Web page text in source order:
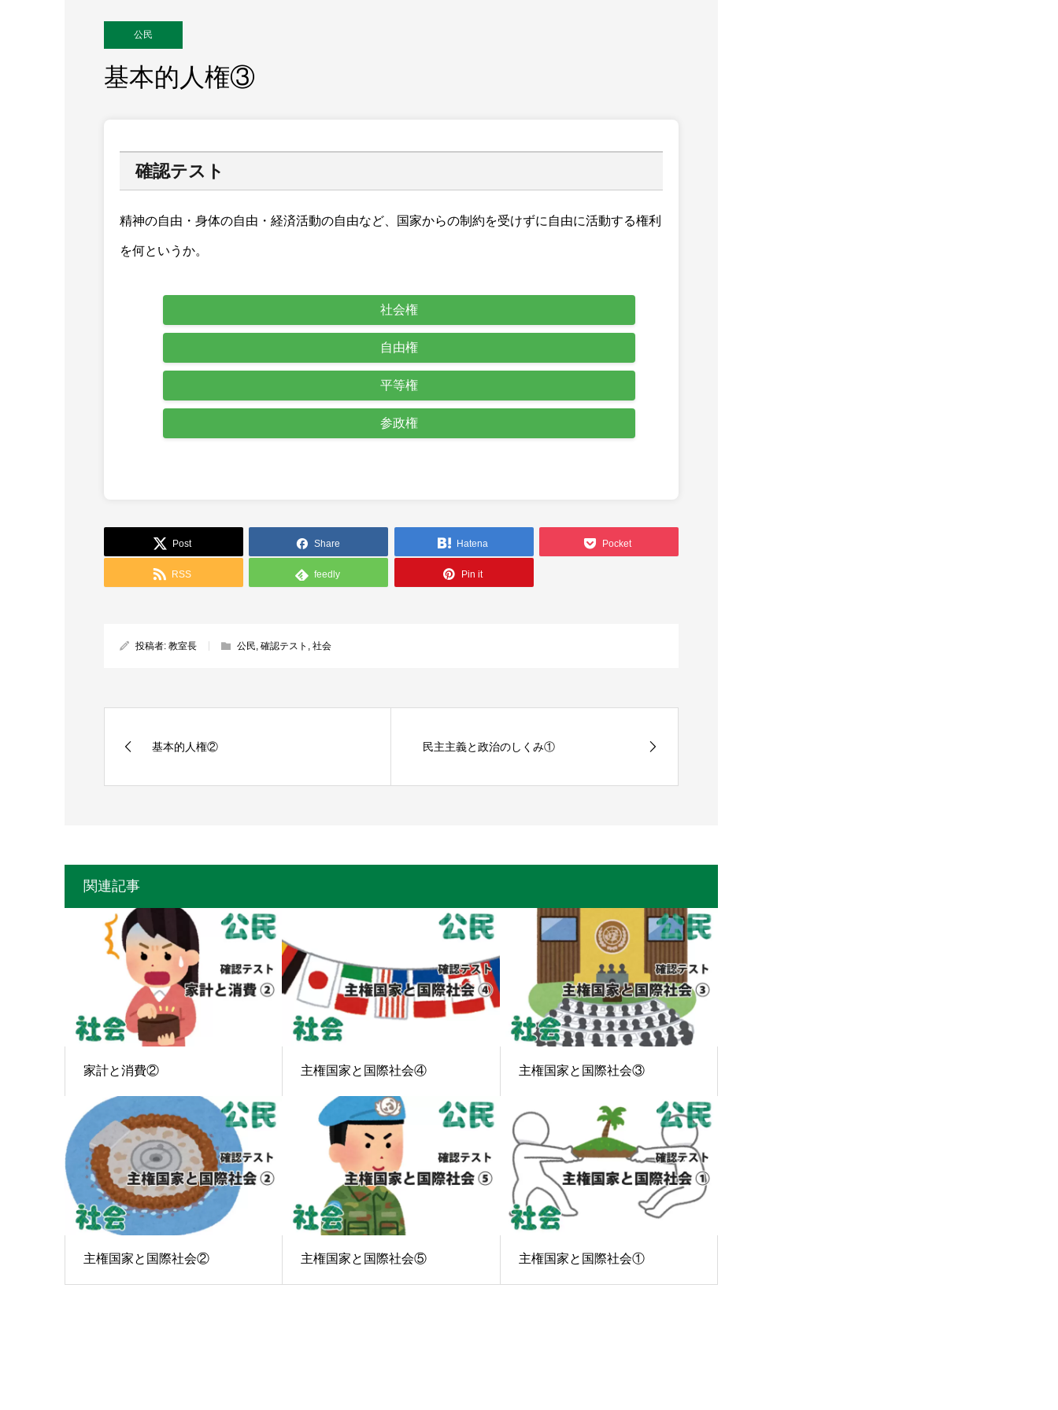
公民
基本的人権③
確認テスト
精神の自由・身体の自由・経済活動の自由など、国家からの制約を受けずに自由に活動する権利
を何というか。
社会権
自由権
平等権
参政権
Post Share Hatena Pocket
RSS feedly Pin it
投稿者: 教室長 公民 確認テスト 社会
基本的人権② 民主主義と政治のしくみ①
関連記事
家計と消費② 主権国家と国際社会④ 主権国家と国際社会③
主権国家と国際社会② 主権国家と国際社会⑤ 主権国家と国際社会①